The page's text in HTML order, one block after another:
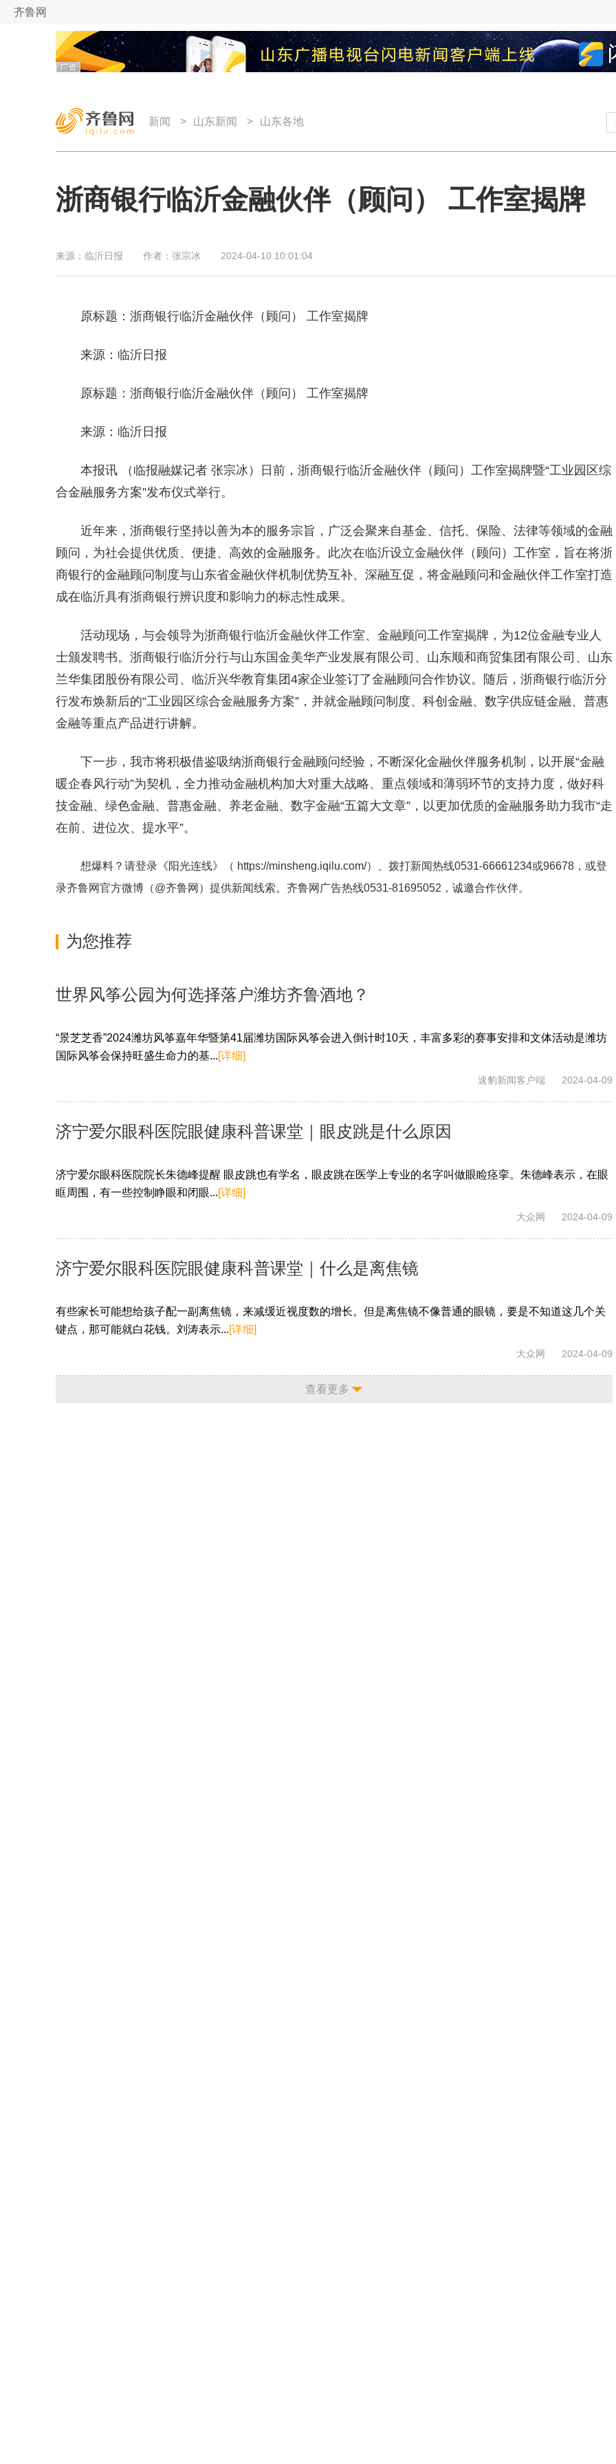
齐鲁网
新闻 > 山东新闻 > 山东各地
浙商银行临沂金融伙伴（顾问） 工作室揭牌
来源： 临沂日报 作者： 张宗冰 2024-04-10 10:01:04
原标题：浙商银行临沂金融伙伴（顾问） 工作室揭牌
来源：临沂日报
原标题：浙商银行临沂金融伙伴（顾问） 工作室揭牌
来源：临沂日报
本报讯 （临报融媒记者 张宗冰）日前，浙商银行临沂金融伙伴（顾问）工作室揭牌暨“工业园区综
合金融服务方案”发布仪式举行。
近年来，浙商银行坚持以善为本的服务宗旨，广泛会聚来自基金、信托、保险、法律等领域的金融
顾问，为社会提供优质、便捷、高效的金融服务。此次在临沂设立金融伙伴（顾问）工作室，旨在将浙
商银行的金融顾问制度与山东省金融伙伴机制优势互补、深融互促，将金融顾问和金融伙伴工作室打造
成在临沂具有浙商银行辨识度和影响力的标志性成果。
活动现场，与会领导为浙商银行临沂金融伙伴工作室、金融顾问工作室揭牌，为12位金融专业人
士颁发聘书。浙商银行临沂分行与山东国金美华产业发展有限公司、山东顺和商贸集团有限公司、山东
兰华集团股份有限公司、临沂兴华教育集团4家企业签订了金融顾问合作协议。随后，浙商银行临沂分
行发布焕新后的“工业园区综合金融服务方案”，并就金融顾问制度、科创金融、数字供应链金融、普惠
金融等重点产品进行讲解。
下一步，我市将积极借鉴吸纳浙商银行金融顾问经验，不断深化金融伙伴服务机制，以开展“金融
暖企春风行动”为契机，全力推动金融机构加大对重大战略、重点领域和薄弱环节的支持力度，做好科
技金融、绿色金融、普惠金融、养老金融、数字金融“五篇大文章”，以更加优质的金融服务助力我市“走
在前、进位次、提水平”。
想爆料？请登录《阳光连线》（ https://minsheng.iqilu.com/）、拨打新闻热线0531-66661234或96678，或登
录齐鲁网官方微博（@齐鲁网 ）提供新闻线索。齐鲁网广告热线0531-81695052 ，诚邀合作伙伴。
为您推荐
世界风筝公园为何选择落户潍坊齐鲁酒地？
“景芝芝香”2024潍坊风筝嘉年华暨第41届潍坊国际风筝会进入倒计时10天，丰富多彩的赛事安排和文体活动是潍坊
国际风筝会保持旺盛生命力的基...[详细]
速豹新闻客户端 2024-04-09
济宁爱尔眼科医院眼健康科普课堂｜眼皮跳是什么原因
济宁爱尔眼科医院院长朱德峰提醒 眼皮跳也有学名，眼皮跳在医学上专业的名字叫做眼睑痉挛。朱德峰表示，在眼
眶周围，有一些控制睁眼和闭眼...[详细]
大众网 2024-04-09
济宁爱尔眼科医院眼健康科普课堂｜什么是离焦镜
有些家长可能想给孩子配一副离焦镜，来减缓近视度数的增长。但是离焦镜不像普通的眼镜，要是不知道这几个关
键点，那可能就白花钱。刘涛表示...[详细]
大众网 2024-04-09
查看更多